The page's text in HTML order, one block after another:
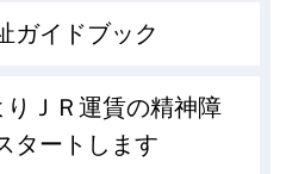
ガイドブック
ＪＲ運賃の精神障
タートします